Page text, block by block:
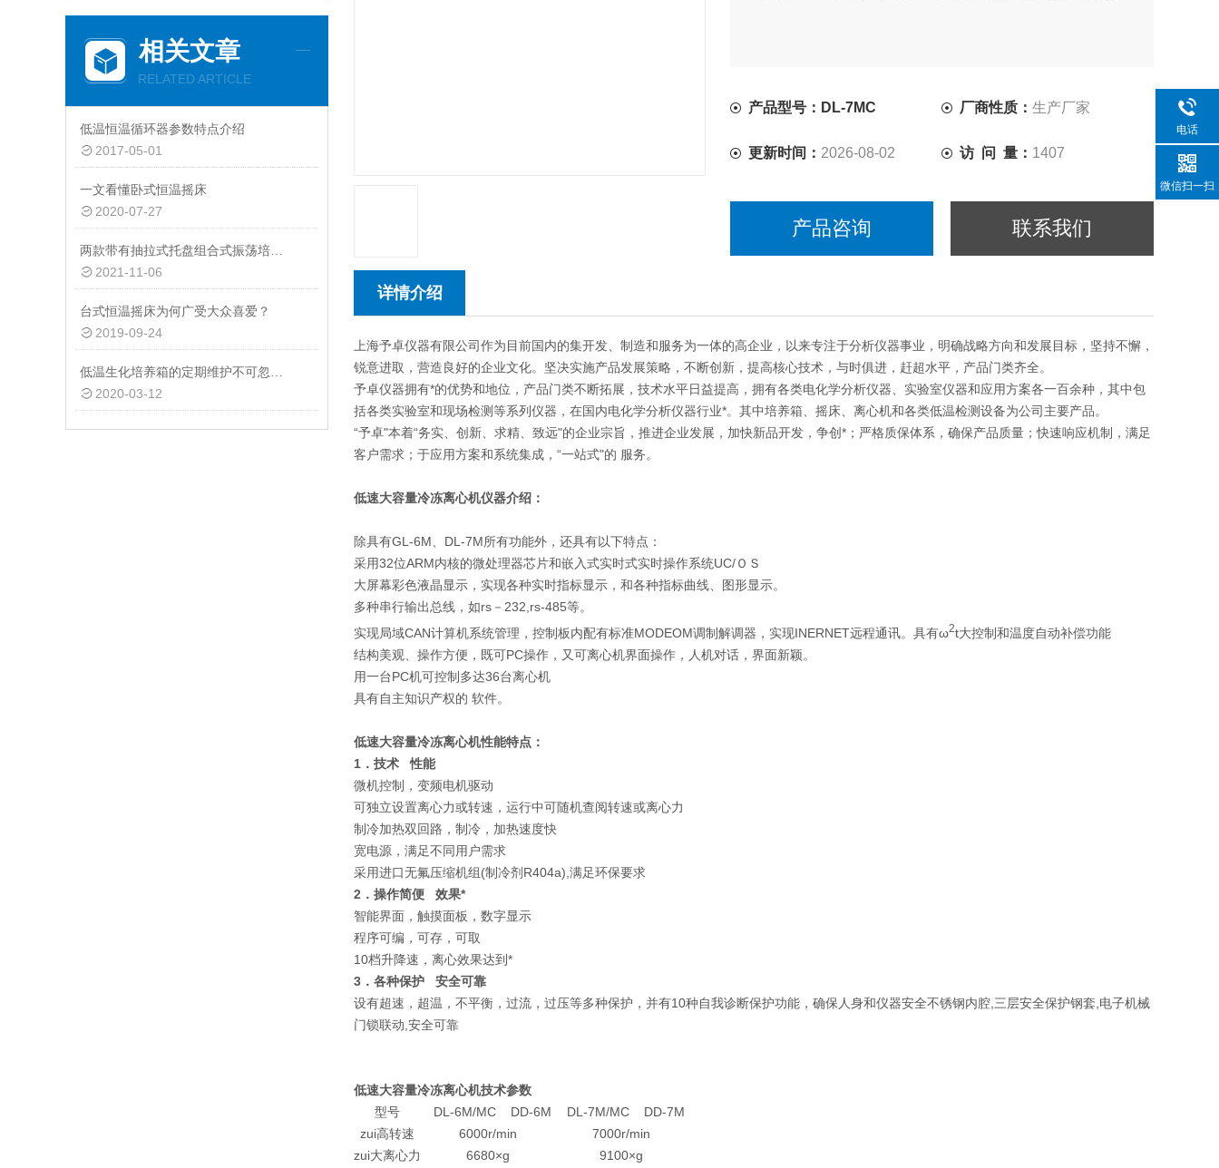
相关文章
RELATED ARTICLE
低温恒温循环器参数特点介绍
2017-05-01
一文看懂卧式恒温摇床
2020-07-27
两款带有抽拉式托盘组合式振荡培养箱优势与特色介绍
2021-11-06
台式恒温摇床为何广受大众喜爱？
2019-09-24
低温生化培养箱的定期维护不可忽视！
2020-03-12
产品型号：DL-7MC 厂商性质：生产厂家
更新时间： 2026-08-02 访 问 量： 1407
产品咨询 联系我们
详情介绍
上海予卓仪器有限公司作为目前国内的集开发、制造和服务为一体的高企业，以来专注于分析仪器事业，明确战略方向和发展目标，坚持不懈，
锐意进取，营造良好的企业文化。坚决实施产品发展策略，不断创新，提高核心技术，与时俱进，赶超水平，产品门类齐全。
予卓仪器拥有*的优势和地位，产品门类不断拓展，技术水平日益提高，拥有各类电化学分析仪器、实验室仪器和应用方案各一百余种，其中包
括各类实验室和现场检测等系列仪器，在国内电化学分析仪器行业*。其中培养箱、摇床、离心机和各类低温检测设备为公司主要产品。
“予卓"本着“务实、创新、求精、致远"的企业宗旨，推进企业发展，加快新品开发，争创*；严格质保体系，确保产品质量；快速响应机制，满足
客户需求；于应用方案和系统集成，“一站式"的 服务。
低速大容量冷冻离心机仪器介绍：
除具有GL-6M、DL-7M所有功能外，还具有以下特点：
采用32位ARM内核的微处理器芯片和嵌入式实时式实时操作系统UC/ＯＳ
大屏幕彩色液晶显示，实现各种实时指标显示，和各种指标曲线、图形显示。
多种串行输出总线，如rs－232,rs-485等。
实现局域CAN计算机系统管理，控制板内配有标准MODEOM调制解调器，实现INERNET远程通讯。具有ω2t大控制和温度自动补偿功能
结构美观、操作方便，既可PC操作，又可离心机界面操作，人机对话，界面新颖。
用一台PC机可控制多达36台离心机
具有自主知识产权的 软件。
低速大容量冷冻离心机性能特点：
1 ．技术 性能
微机控制，变频电机驱动
可独立设置离心力或转速，运行中可随机查阅转速或离心力
制冷加热双回路，制冷，加热速度快
宽电源，满足不同用户需求
采用进口无氟压缩机组(制冷剂R404a),满足环保要求
2 ．操作简便 效果*
智能界面，触摸面板，数字显示
程序可编，可存，可取
10档升降速，离心效果达到*
3 ．各种保护 安全可靠
设有超速，超温，不平衡，过流，过压等多种保护，并有10种自我诊断保护功能，确保人身和仪器安全不锈钢内腔,三层安全保护钢套,电子机械
门锁联动,安全可靠
低速大容量冷冻离心机技术参数
型号
DL-6M/MC DD-6M DL-7M/MC
DD-7M
zui高转速
6000r/min
7000r/min
zui大离心力
6680×g
9100×g
电话
微信扫一扫